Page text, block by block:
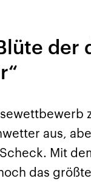
Überfall der
im Oktober
auf Israel hat in der
Region wieder die
entfacht. Israel
die Hamas
aus,
Mit
das